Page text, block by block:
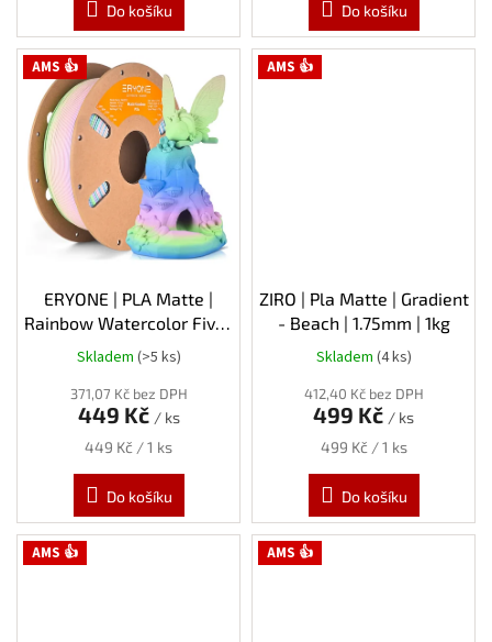
Do košíku Do košíku
AMS 👍
ERYONE | PLA Matte |
Rainbow Watercolor Five |
1.75mm | 1kg
Skladem (>5 ks)
371,07 Kč bez DPH
449 Kč / ks
Měrná
449 Kč / 1 ks
Do košíku
AMS 👍
ZIRO | Pla Matte | Gradient
- Beach | 1.75mm | 1kg
Skladem (4 ks)
412,40 Kč bez DPH
499 Kč / ks
Měrná
499 Kč / 1 ks
Do košíku
AMS 👍 AMS 👍